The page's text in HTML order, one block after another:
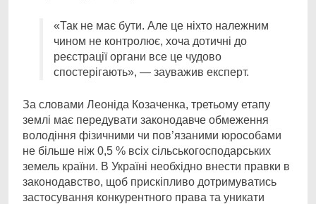
«Так не має бути. Але це ніхто належним
чином не контролює, хоча дотичні до
реєстрації органи все це чудово
спостерігають», — зауважив експерт.
За словами Леоніда Козаченка, третьому етапу
землі має передувати законодавче обмеження
володіння фізичними чи пов’язаними юрособами
не більше ніж 0,5 % всіх сільськогосподарських
земель країни. В Україні необхідно внести правки в
законодавство, щоб прискіпливо дотримуватись
застосування конкурентного права та уникати